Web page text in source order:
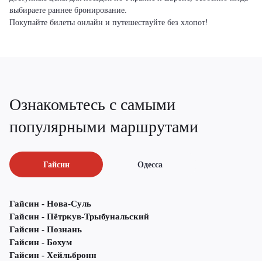
выбираете раннее бронирование.
Покупайте билеты онлайн и путешествуйте без хлопот!
Ознакомьтесь с самыми
популярными маршрутами
Гайсин Одесса
Гайсин - Нова-Суль
Гайсин - Пётркув-Трыбунальский
Гайсин - Познань
Гайсин - Бохум
Гайсин - Хейльбронн